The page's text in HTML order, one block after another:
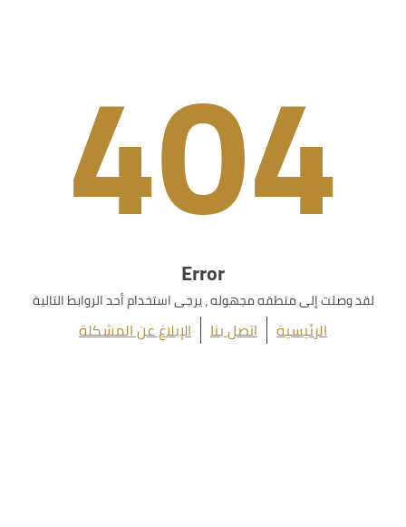
404
Error
لقد وصلت إلى منطقه مجهوله ، يرجى استخدام أحد الروابط التالية
الرئيسية اتصل بنا الإبلاغ عن المشكلة